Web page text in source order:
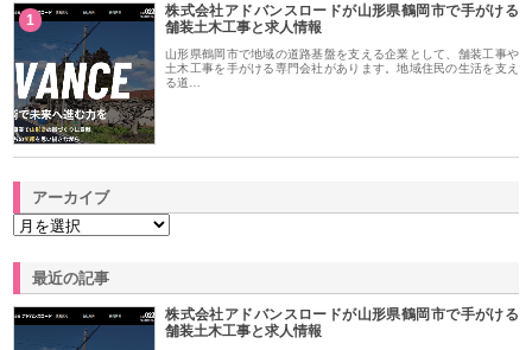
1
株式会社アドバンスロードが山形県鶴岡市で手がける
舗装土木工事と求人情報
山形県鶴岡市で地域の道路基盤を支える企業として、舗装工事や
土木工事を手がける専門会社があります。地域住民の生活を支え
る道…
アーカイブ
最近の記事
株式会社アドバンスロードが山形県鶴岡市で手がける
舗装土木工事と求人情報